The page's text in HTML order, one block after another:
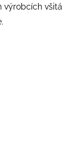
výrobcích všitá